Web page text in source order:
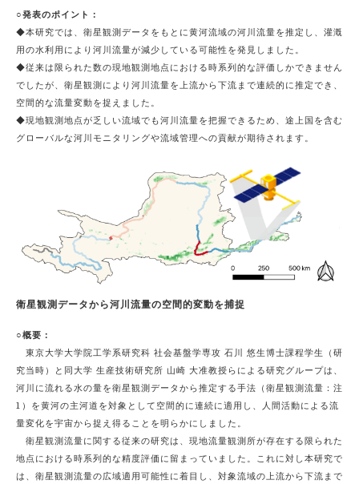
○発表のポイント：
◆本研究では、衛星観測データをもとに黄河流域の河川流量を推定し、灌漑
用の水利用により河川流量が減少している可能性を発見しました。
◆従来は限られた数の現地観測地点における時系列的な評価しかできません
でしたが、衛星観測により河川流量を上流から下流まで連続的に推定でき、
空間的な流量変動を捉えました。
◆現地観測地点が乏しい流域でも河川流量を把握できるため、途上国を含む
グローバルな河川モニタリングや流域管理への貢献が期待されます。
衛星観測データから河川流量の空間的変動を捕捉
○概要：
東京大学大学院工学系研究科 社会基盤学専攻 石川 悠生博士課程学生（研
究当時）と同大学 生産技術研究所 山崎 大准教授らによる研究グループは、
河川に流れる水の量を衛星観測データから推定する手法（衛星観測流量：注
1）を黄河の主河道を対象として空間的に連続に適用し、人間活動による流
量変化を宇宙から捉え得ることを明らかにしました。
衛星観測流量に関する従来の研究は、現地流量観測所が存在する限られた
地点における時系列的な精度評価に留まっていました。これに対し本研究で
は、衛星観測流量の広域適用可能性に着目し、対象流域の上流から下流まで